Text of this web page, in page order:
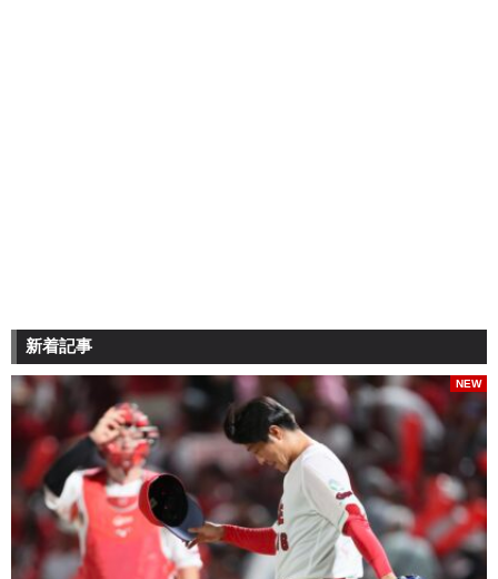
新着記事
NEW